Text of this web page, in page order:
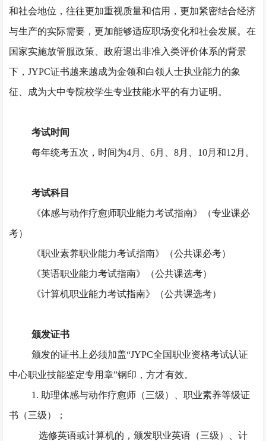
和社会地位，往往更加重视质量和信用，更加紧密结合经济
与生产的实际需要，更加能够适应职场变化和社会发展。在
国家实施放管服政策、政府退出非准入类评价体系的背景
下，JYPC证书越来越成为金领和白领人士执业能力的象
征、成为大中专院校学生专业技能水平的有力证明。
考试时间
每年统考五次，时间为4月、6月、8月、10月和12月。
考试科目
《体感与动作疗愈师职业能力考试指南》（专业课必
考）
《职业素养职业能力考试指南》（公共课必考）
《英语职业能力考试指南》（公共课选考）
《计算机职业能力考试指南》（公共课选考）
颁发证书
颁发的证书上必须加盖“JYPC全国职业资格考试认证
中心职业技能鉴定专用章”钢印，方才有效。
1. 助理体感与动作疗愈师（三级）、职业素养等级证
书（三级）；
选修英语或计算机的，颁发职业英语（三级）、计